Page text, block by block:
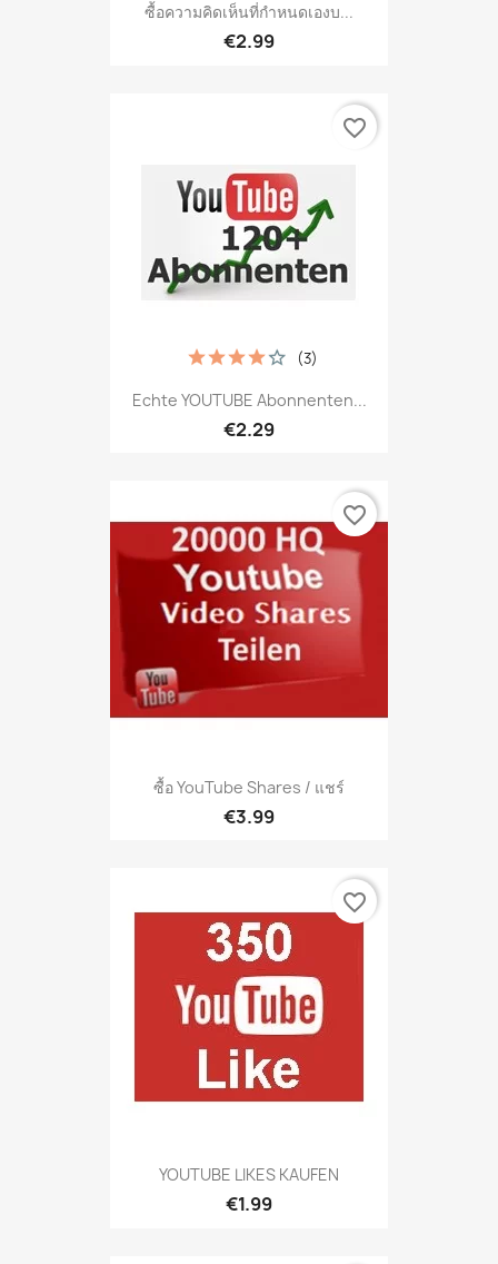
ซื้อความคิดเห็นที่กำหนดเองบ...
€2.99
Echte YOUTUBE Abonnenten...
€2.29
(3)
favorite_border
ซื้อ YouTube Shares / แชร์
€3.99
favorite_border
YOUTUBE LIKES KAUFEN
€1.99
favorite_border